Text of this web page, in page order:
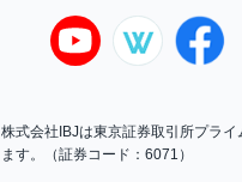
株式会社IBJは東京証券取引所プライ
ます。（証券コード：6071）